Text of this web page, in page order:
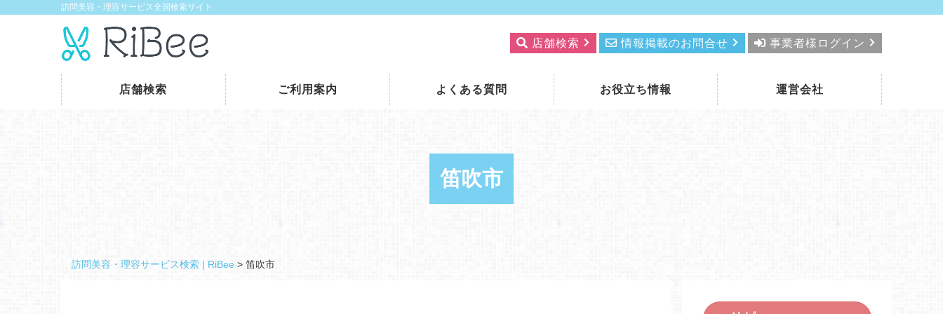
訪問美容・理容サービス全国検索サイト
店舗検索 情報掲載のお問合せ 事業者様ログイン
店舗検索 ご利用案内 よくある質問 お役立ち情報 運営会社
笛吹市
訪問美容・理容サービス検索 | RiBee > 笛吹市